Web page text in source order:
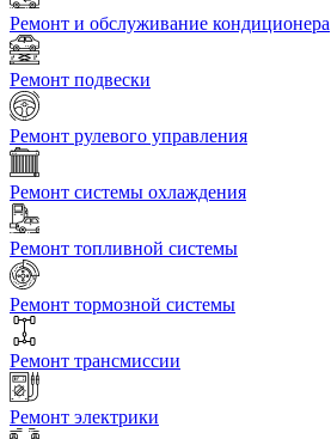
Ремонт и обслуживание кондиционера
Ремонт подвески
Ремонт рулевого управления
Ремонт системы охлаждения
Ремонт топливной системы
Ремонт тормозной системы
Ремонт трансмиссии
Ремонт электрики